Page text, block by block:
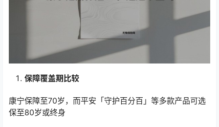
保障覆盖期比较
康宁保障至70岁，而平安「守护百分百」等多款产品可选
保至80岁或终身